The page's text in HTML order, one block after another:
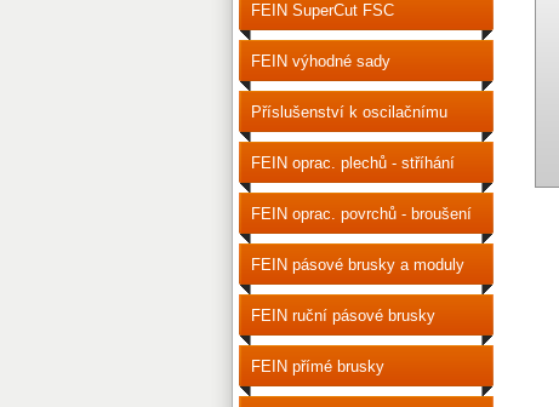
FEIN SuperCut FSC
FEIN výhodné sady
příslušenství
Příslušenství k oscilačnímu
nářadí
FEIN oprac. plechů - stříhání
FEIN oprac. povrchů - broušení
a leštění
FEIN pásové brusky a moduly
FEIN ruční pásové brusky
FEIN přímé brusky